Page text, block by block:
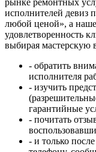
исполнителей девиз
любой ценой», а наше
удовлетворенность
выбирая мастерскую
- обратить
исполнителя
- изучить
гарантийные
- почитать
- и только